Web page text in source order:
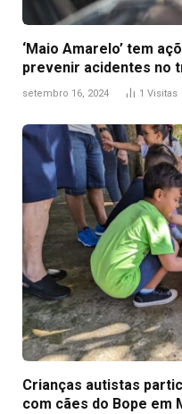
‘Maio Amarelo’ tem
prevenir acidentes no
setembro 16, 2024 1 Visitas
Crianças autistas
com cães do Bope em